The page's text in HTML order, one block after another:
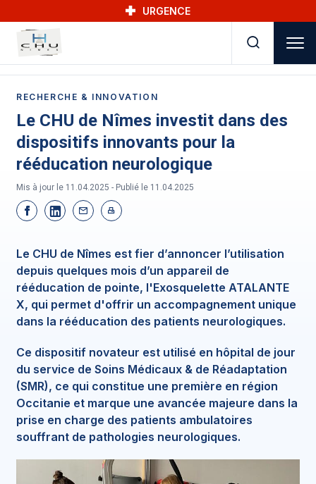
URGENCE
RECHERCHE & INNOVATION
Le CHU de Nîmes investit dans des
dispositifs innovants pour la
rééducation neurologique
Mis à jour le 11.04.2025 - Publié le 11.04.2025
Le CHU de Nîmes est fier d’annoncer l’utilisation
depuis quelques mois d’un appareil de
rééducation de pointe, l'Exosquelette ATALANTE
X, qui permet d'offrir un accompagnement unique
dans la rééducation des patients neurologiques.
Ce dispositif novateur est utilisé en hôpital de jour
du service de Soins Médicaux & de Réadaptation
(SMR), ce qui constitue une première en région
Occitanie et marque une avancée majeure dans la
prise en charge des patients ambulatoires
souffrant de pathologies neurologiques.